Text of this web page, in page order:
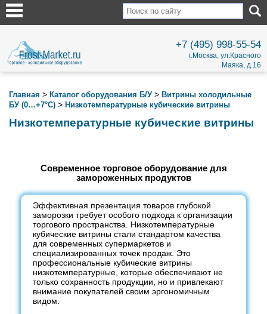
+7 (495) 998-55-54
г.Москва, ул.Красного
Маяка, д.16
Главная > Каталог оборудования Б/У > Витрины холодильные
БУ (0…+7°С) > Низкотемпературные кубические витрины
Низкотемпературные кубические витрины
Современное торговое оборудование для
замороженных продуктов
Эффективная презентация товаров глубокой
заморозки требует особого подхода к организации
торгового пространства. Низкотемпературные
кубические витрины стали стандартом качества
для современных супермаркетов и
специализированных точек продаж. Это
профессиональные кубические витрины
низкотемпературные, которые обеспечивают не
только сохранность продукции, но и привлекают
внимание покупателей своим эргономичным
видом.